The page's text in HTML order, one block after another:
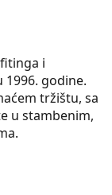
i
godine.
tržištu, sa
u stambenim,